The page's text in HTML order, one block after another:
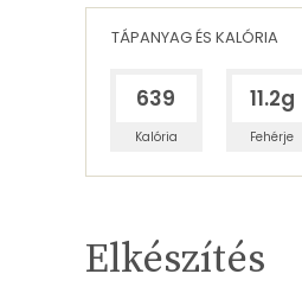
TÁPANYAG ÉS KALÓRIA
639
Kalória
11.2g
Fehérje
TÁPANYAGTARTALOM
Elkészítés